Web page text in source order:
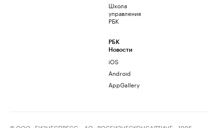
Школа
управления
РБК
РБК
Новости
iOS
Android
AppGallery